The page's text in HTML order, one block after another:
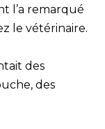
l’a remarqué
le vétérinaire.
des
des